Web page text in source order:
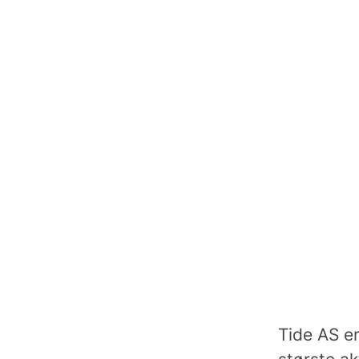
Tide AS